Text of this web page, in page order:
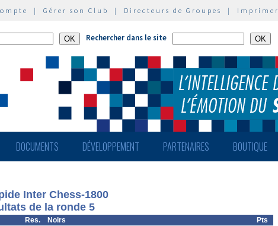
| Gérer son Club | Directeurs de Groupes | Imprimer
Rechercher dans le site
DOCUMENTS DÉVELOPPEMENT PARTENAIRES BOUTIQUE
Inter Chess-1800
de la ronde 5
Res. Noirs
Pts